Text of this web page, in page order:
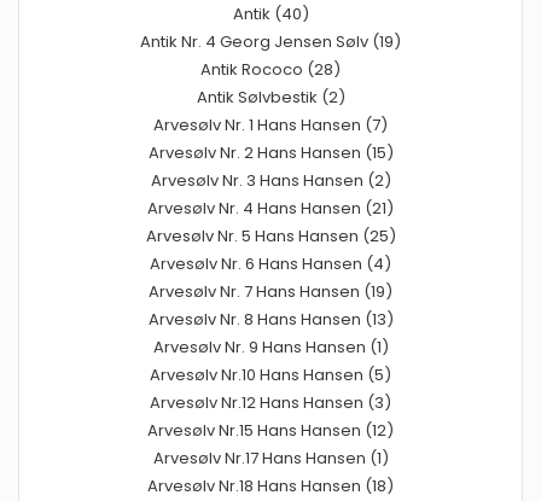
Antik (40)
Antik Nr. 4 Georg Jensen Sølv (19)
Antik Rococo (28)
Antik Sølvbestik (2)
Arvesølv Nr. 1 Hans Hansen (7)
Arvesølv Nr. 2 Hans Hansen (15)
Arvesølv Nr. 3 Hans Hansen (2)
Arvesølv Nr. 4 Hans Hansen (21)
Arvesølv Nr. 5 Hans Hansen (25)
Arvesølv Nr. 6 Hans Hansen (4)
Arvesølv Nr. 7 Hans Hansen (19)
Arvesølv Nr. 8 Hans Hansen (13)
Arvesølv Nr. 9 Hans Hansen (1)
Arvesølv Nr.10 Hans Hansen (5)
Arvesølv Nr.12 Hans Hansen (3)
Arvesølv Nr.15 Hans Hansen (12)
Arvesølv Nr.17 Hans Hansen (1)
Arvesølv Nr.18 Hans Hansen (18)